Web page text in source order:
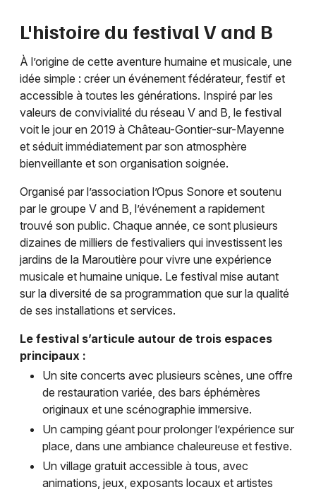
L'histoire du festival V and B
À l’origine de cette aventure humaine et musicale, une
idée simple : créer un événement fédérateur, festif et
accessible à toutes les générations. Inspiré par les
valeurs de convivialité du réseau V and B, le festival
voit le jour en 2019 à Château-Gontier-sur-Mayenne
et séduit immédiatement par son atmosphère
bienveillante et son organisation soignée.
Organisé par l’association l’Opus Sonore et soutenu
par le groupe V and B, l’événement a rapidement
trouvé son public. Chaque année, ce sont plusieurs
dizaines de milliers de festivaliers qui investissent les
jardins de la Maroutière pour vivre une expérience
musicale et humaine unique. Le festival mise autant
sur la diversité de sa programmation que sur la qualité
de ses installations et services.
Le festival s’articule autour de trois espaces
principaux :
Un site concerts avec plusieurs scènes, une offre
de restauration variée, des bars éphémères
originaux et une scénographie immersive.
Un camping géant pour prolonger l’expérience sur
place, dans une ambiance chaleureuse et festive.
Un village gratuit accessible à tous, avec
animations, jeux, exposants locaux et artistes